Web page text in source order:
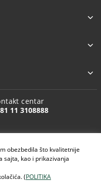
obezbedila što kvalitetnije
sajta, kao i prikazivanja
(POLITIKA
centar
11 3108888